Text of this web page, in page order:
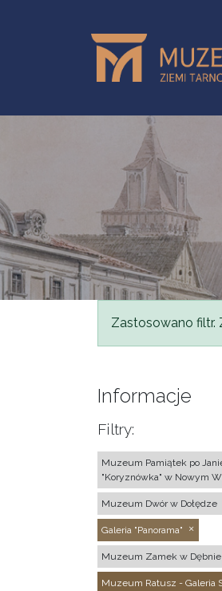
Komunikat
Zastosowano filtr.
Informacje
Filtry:
Muzeum Pamiątek po
"Koryznówka" w Nowym
Muzeum Dwór w Dołędze
Galeria "Panorama"
Muzeum Zamek w Dębnie
Muzeum Ratusz - Galeria